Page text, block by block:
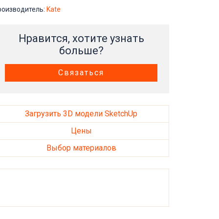
Kate
Нравится, хотите узнать
больше?
Связаться
Загрузить 3D модели SketchUp
Цены
Выбор материалов